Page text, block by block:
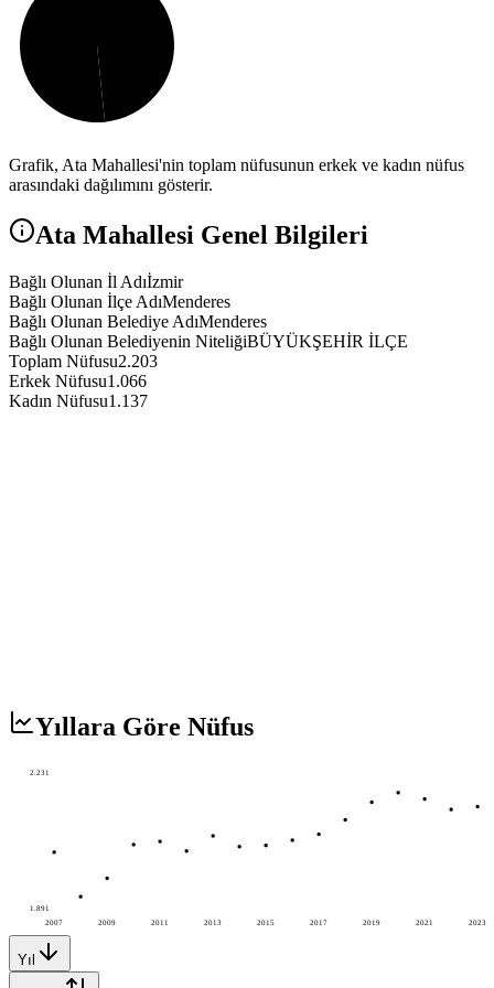
Grafik, Ata Mahallesi'nin toplam nüfusunun erkek ve kadın nüfus
arasındaki dağılımını gösterir.
Ata Mahallesi Genel Bilgileri
Bağlı Olunan İl Adıİzmir
Bağlı Olunan İlçe AdıMenderes
Bağlı Olunan Belediye AdıMenderes
Bağlı Olunan Belediyenin NiteliğiBÜYÜKŞEHİR İLÇE
Toplam Nüfusu2.203
Erkek Nüfusu1.066
Kadın Nüfusu1.137
Yıllara Göre Nüfus
2007 2009 2011 2013 2015 2017 2019 2021 2023
2.231
1.891
Yıl